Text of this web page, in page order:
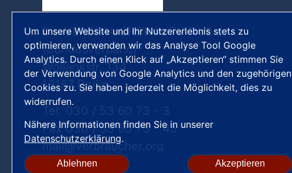
Die VERBRAUCHER INITIATIVE e.V.
(Bundesverband)
Wollankstr. 134
13187 Berlin
Fax 030 / 53 60 73 - 45
mail
verbraucher
Um unsere Website und Ihr Nutzererlebnis stets zu
optimieren, verwenden wir das Analyse Tool Google
Analytics. Durch einen Klick auf „Akzeptieren“ stimmen Sie
der Verwendung von Google Analytics und den zugehörigen
Cookies zu. Sie haben jederzeit die Möglichkeit, dies zu
widerrufen.
Nähere Informationen finden Sie in unserer
Datenschutzerklärung.
Ablehnen Akzeptieren